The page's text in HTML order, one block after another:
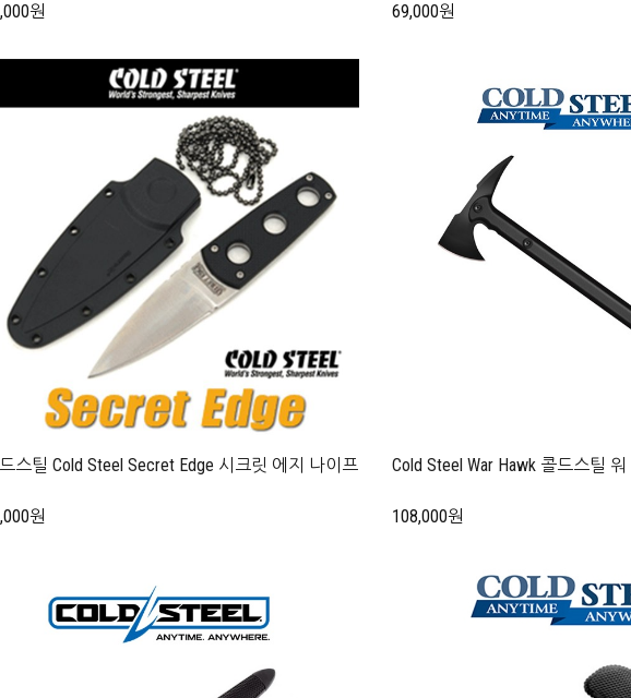
원 69,000원
스틸 Cold Steel Secret Edge 시크릿 에지 나이프
원
Cold Steel War Hawk 콜드스틸
108,000원